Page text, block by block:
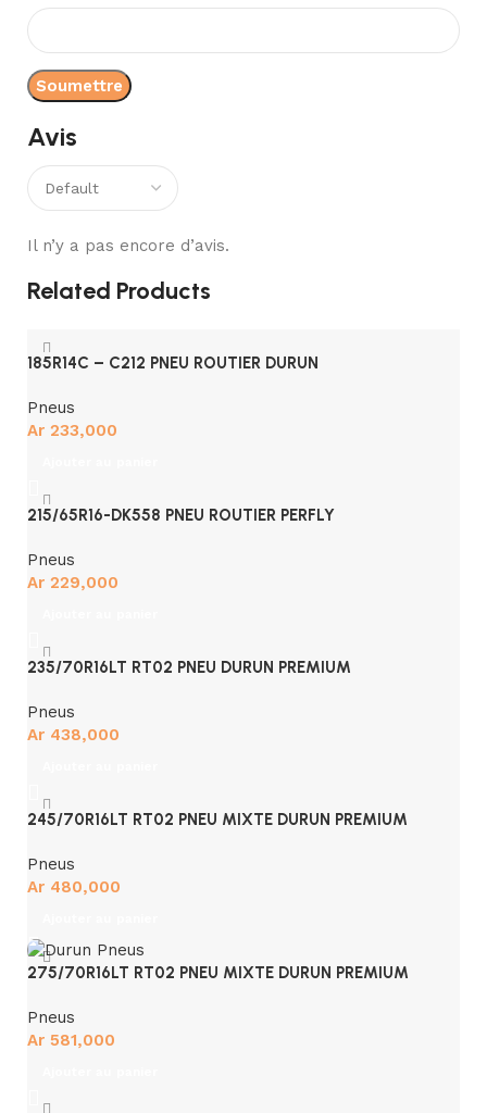
Avis
Il n’y a pas encore d’avis.
Related Products
185R14C – C212 PNEU ROUTIER DURUN
Pneus
Ar 233,000
215/65R16-DK558 PNEU ROUTIER PERFLY
Pneus
Ar 229,000
235/70R16LT RT02 PNEU DURUN PREMIUM
Pneus
Ar 438,000
245/70R16LT RT02 PNEU MIXTE DURUN PREMIUM
Pneus
Ar 480,000
275/70R16LT RT02 PNEU MIXTE DURUN PREMIUM
Pneus
Ar 581,000